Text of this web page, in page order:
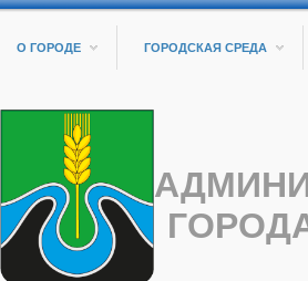
О ГОРОДЕ ГОРОДСКАЯ СРЕДА